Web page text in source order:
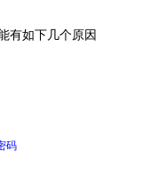
有如下几个原因
码